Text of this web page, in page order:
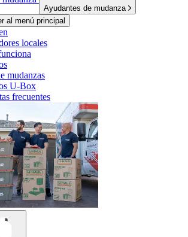
Ayudantes de mudanza
al menú principal
locales
mudanzas
U-Box
frecuentes